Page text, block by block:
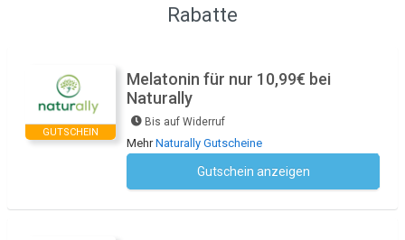
Rabatte
GUTSCHEIN
Melatonin für nur 10,99€ bei
Naturally
Bis auf Widerruf
MehrNaturally Gutscheine
Gutschein anzeigen